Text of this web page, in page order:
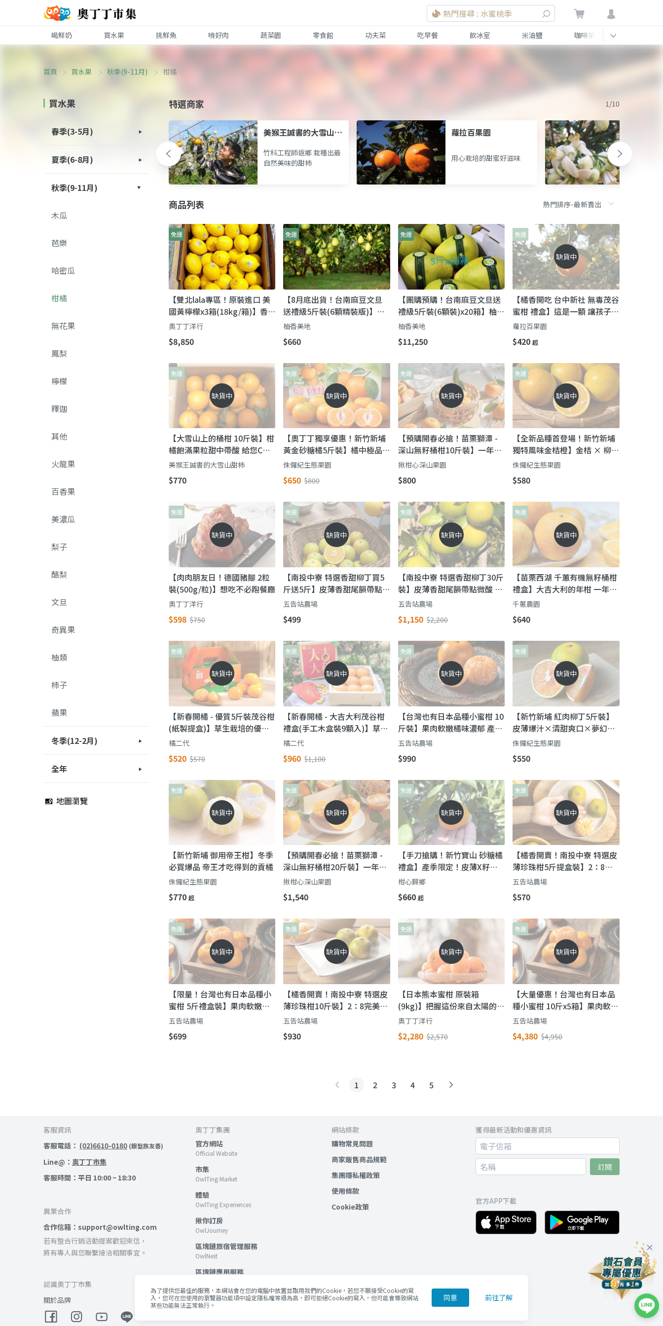
熱門搜尋 : 水蜜桃季
喝鮮奶 買水果 挑鮮魚 啃好肉 蔬菜園 零食館 功夫菜 吃早餐 飲冰室 米油鹽 咖啡茶
首頁 買水果 秋季(9-11月) 柑橘
買水果
春季(3-5月)
木瓜
水蜜桃
西瓜
李子
芒果
芭樂
梅子
哈密瓜
柑橘
草莓
荔枝
棗子
無花果
葡萄
鳳梨
蓮霧
蕃茄
檸檬
釋迦
其他
百香果
桑葚
夏季(6-8月)
木瓜
水蜜桃
西瓜
李子
芒果
芭樂
哈密瓜
荔枝
無花果
葡萄
鳳梨
蓮霧
檸檬
釋迦
其他
火龍果
百香果
美濃瓜
梨子
酪梨
秋季(9-11月)
木瓜
芭樂
哈密瓜
柑橘
無花果
鳳梨
檸檬
釋迦
其他
火龍果
百香果
美濃瓜
梨子
酪梨
文旦
奇異果
柚類
柿子
蘋果
冬季(12-2月)
木瓜
芭樂
哈密瓜
柑橘
草莓
棗子
無花果
葡萄
鳳梨
蓮霧
蕃茄
檸檬
釋迦
其他
火龍果
百香果
梨子
酪梨
柚類
柿子
蘋果
全年
木瓜
芭樂
無花果
鳳梨
檸檬
其他
百香果
地圖瀏覽
特選商家 1/10
美猴王誠書的大雪山甜
竹科工程師返鄉 栽種出最
自然美味的甜柿
蘿拉百果園
用心栽培的甜蜜好滋味
商品列表
免運
【雙北lala專區！原裝進口 美
國黃檸檬x3箱(18kg/箱)】香
氣十足 直接食用入菜都行
奧丁丁洋行
$8,850
免運
【8月底出貨！台南麻豆文旦
送禮級5斤裝(6顆精裝版)】柚
子米軟嫩 飽滿汁多 甜中帶微酸
柚香美地
$660
免運
【團購預購！台南麻豆文旦送
禮級5斤裝(6顆裝)x20箱】柚子
米軟嫩 飽滿汁多 甜中帶微酸
柚香美地
$11,250
缺貨中
免運
【橘香開吃 台中新社 無毒茂谷
蜜柑 禮盒】這是一顆 讓孩子連
皮觸摸都安心的茂谷蜜柑
蘿拉百果園
$420 起
缺貨中
免運
【大雪山上的桶柑 10斤裝】柑
橘飽滿果粒甜中帶酸 給您C多
多
美猴王誠書的大雪山甜柿
$770
缺貨中
免運
【奧丁丁獨享優惠！新竹新埔
黃金砂糖橘5斤裝】橘中極品
｜甜到心坎裡的多汁小太陽
侏儸紀生態果園
$650 $800
缺貨中
免運
【預購開春必搶！苗栗獅潭 -
深山無籽桶柑10斤裝】一年一
收的「年柑」每年最有橘味的
多汁代表！
揪柑心深山果園
$800
缺貨中
免運
【全新品種首登場！新竹新埔
獨特風味金桔橙】金桔 × 柳丁
的黃金交會，一口就被圈粉！
侏儸紀生態果園
$580
缺貨中
免運
【肉肉朋友日！德國豬腳 2粒
裝(500g/粒)】想吃不必跑餐廳
奧丁丁洋行
$598 $750
缺貨中
免運
【南投中寮 特選香甜柳丁買5
斤送5斤】皮薄香甜尾韻帶點
微酸 來自柳橙的故鄉
五告站農場
$499
缺貨中
免運
【南投中寮 特選香甜柳丁30斤
裝】皮薄香甜尾韻帶點微酸 來
自柳橙的故鄉
五告站農場
$1,150 $2,200
缺貨中
免運
【苗栗西湖 千蕙有機無籽桶柑
禮盒】大吉大利的年柑 一年只
等這一盒
千蕙農園
$640
缺貨中
免運
【新春開橘 - 優質5斤裝茂谷柑
(紙製提盒)】草生栽培的優質
橘子，逢年過節送禮首選！
橘二代
$520 $570
缺貨中
免運
【新春開橘 - 大吉大利茂谷柑
禮盒(手工木盒裝9顆入)】草生
栽培的優質橘子，逢年過節送
橘二代
$960 $1,100
缺貨中
免運
【台灣也有日本品種小蜜柑 10
斤裝】果肉軟嫩橘味濃郁 產銷
履歷hen安心
五告站農場
$990
缺貨中
免運
【新竹新埔 紅肉柳丁5斤裝】
皮薄爆汁×清甜爽口×夢幻淡
紅果肉的血橙系柳丁
侏儸紀生態果園
$550
缺貨中
免運
【新竹新埔 御用帝王柑】冬季
必買爆品 帝王才吃得到的貢橘
侏儸紀生態果園
$770 起
缺貨中
免運
【預購開春必搶！苗栗獅潭 -
深山無籽桶柑20斤裝】一年一
收的「年柑」每年最有橘味的
多汁代表！
揪柑心深山果園
$1,540
缺貨中
免運
【手刀搶購！新竹寶山 砂糖橘
禮盒】產季限定！皮薄X籽少X
甜度爆表
柑心歸鄉
$660 起
缺貨中
免運
【橘香開賣！南投中寮 特選皮
薄珍珠柑5斤提盒裝】2：8完
美酸甜比例 內行人的最愛
五告站農場
$570
缺貨中
免運
【限量！台灣也有日本品種小
蜜柑 5斤禮盒裝】果肉軟嫩橘
味濃郁 產銷履歷hen安心
五告站農場
$699
缺貨中
免運
【橘香開賣！南投中寮 特選皮
薄珍珠柑10斤裝】2：8完美酸
甜比例 內行人的最愛
五告站農場
$930
缺貨中
免運
【日本熊本蜜柑 原裝箱
(9kg)】把握這份來自太陽的
「柑」甜滋味！
奧丁丁洋行
$2,280 $2,570
缺貨中
免運
【大量優惠！台灣也有日本品
種小蜜柑 10斤x5箱】果肉軟嫩
橘味濃郁 產銷履歷hen安心
五告站農場
$4,380 $4,950
1 2 3 4 5
客服資訊
客服電話： (02)6610-0180 (銀髮族友善)
Line@： 奧丁丁市集
客服時間：平日 10:00 ~ 18:30
異業合作
合作信箱：support@owlting.com
若有整合行銷活動提案歡迎來信，
將有專人與您聯繫接洽相關事宜。
認識奧丁丁市集
關於品牌
奧丁丁集團
官方網站
Official Website
市集
OwlTing Market
體驗
OwlTing Experiences
揪你訂房
OwlJourney
區塊鏈旅宿管理服務
OwlNest
區塊鏈應用服務
客棧
OwlTing Blog
網站條款
購物常見問題
商家販售商品規範
集團隱私權政策
使用條款
Cookie政策
獲得最新活動和優惠資訊
訂閱
官方APP下載
為了提供您最佳的服務，本網站會在您的電腦中放置並取用我們的Cookie，若您不願接受Cookie的寫
入，您可在您使用的瀏覽器功能項中設定隱私權等級為高，即可拒絕Cookie的寫入，但可能會導致網站
某些功能無法正常執行。
同意 前往了解